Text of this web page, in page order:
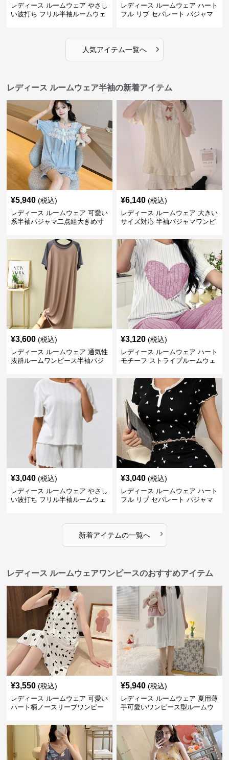
レディース ルームウェア やさし
い波打ち フリル半袖ルームウェ
レディース ルームウェア ハート
フル リブ セパレート パジャマ
人気アイテム一覧へ ›
レディース ルームウェア半袖の新着アイテム
¥5,940 (税込)
レディース ルームウェア 可愛い
系半袖パジャマ二点組大きめ寸
¥6,140 (税込)
レディース ルームウェア 大きい
サイズ対応 半袖パジャマワンピ
¥3,600 (税込)
レディース ルームウェア 通気性
抜群ルームワンピース半袖パジ
¥3,120 (税込)
レディース ルームウェア ハート
モチーフ ストライプルームウェ
¥3,040 (税込)
レディース ルームウェア やさし
い波打ち フリル半袖ルームウェ
¥3,040 (税込)
レディース ルームウェア ハート
フル リブ セパレート パジャマ
新着アイテムの一覧へ ›
レディース ルームウェアワンピースのおすすめアイテム
¥3,550 (税込)
レディース ルームウェア 可愛い
ハート柄ノースリーブワンピー
¥5,940 (税込)
レディース ルームウェア 夏用薄
手可愛いワンピース型ルームウ